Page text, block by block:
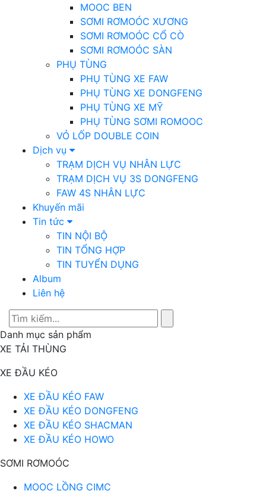
MOOC BEN
SƠMI RƠMOÓC XƯƠNG
SƠMI RƠMOÓC CỔ CÒ
SƠMI RƠMOÓC SÀN
PHỤ TÙNG
PHỤ TÙNG XE FAW
PHỤ TÙNG XE DONGFENG
PHỤ TÙNG XE MỸ
PHỤ TÙNG SƠMI ROMOOC
VỎ LỐP DOUBLE COIN
Dịch vụ
TRẠM DỊCH VỤ NHÂN LỰC
TRẠM DỊCH VỤ 3S DONGFENG
FAW 4S NHÂN LỰC
Khuyến mãi
Tin tức
TIN NỘI BỘ
TIN TỔNG HỢP
TIN TUYỂN DỤNG
Album
Liên hệ
Danh mục sản phẩm
XE TẢI THÙNG
XE ĐẦU KÉO
XE ĐẦU KÉO FAW
XE ĐẦU KÉO DONGFENG
XE ĐẦU KÉO SHACMAN
XE ĐẦU KÉO HOWO
SƠMI RƠMOÓC
MOOC LỒNG CIMC